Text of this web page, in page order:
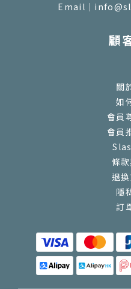
Email｜
顧
關
如
會員
會員
條
退
隱
訂